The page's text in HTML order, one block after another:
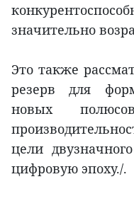
значительно
Это также
резерв для
новых
цели
цифровую эпоху./.